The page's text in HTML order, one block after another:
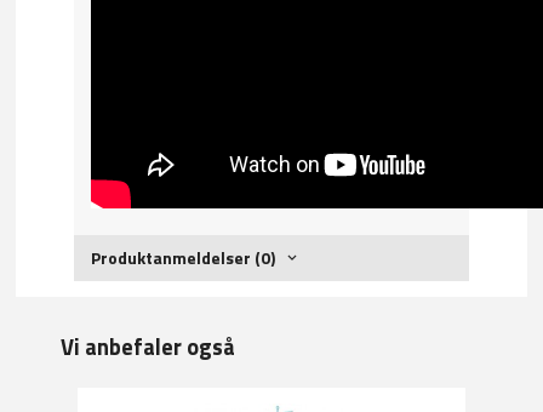
Produktanmeldelser (0)
Vi anbefaler også